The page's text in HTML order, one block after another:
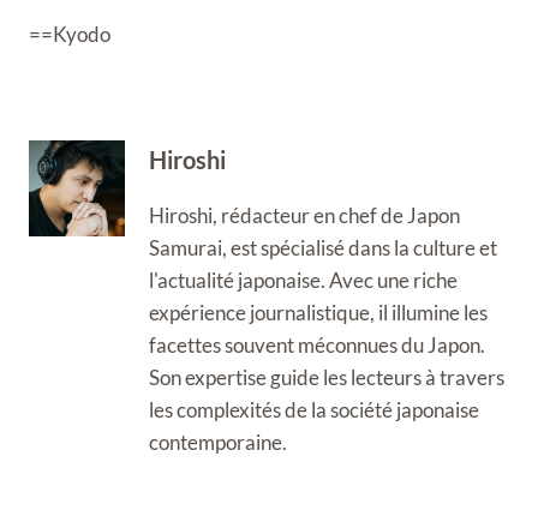
==Kyodo
Hiroshi
Hiroshi, rédacteur en chef de Japon
Samurai, est spécialisé dans la culture et
l'actualité japonaise. Avec une riche
expérience journalistique, il illumine les
facettes souvent méconnues du Japon.
Son expertise guide les lecteurs à travers
les complexités de la société japonaise
contemporaine.